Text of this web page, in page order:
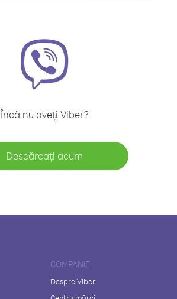
Încă nu aveți Viber?
Descărcați acum
COMPANIE
Despre Viber